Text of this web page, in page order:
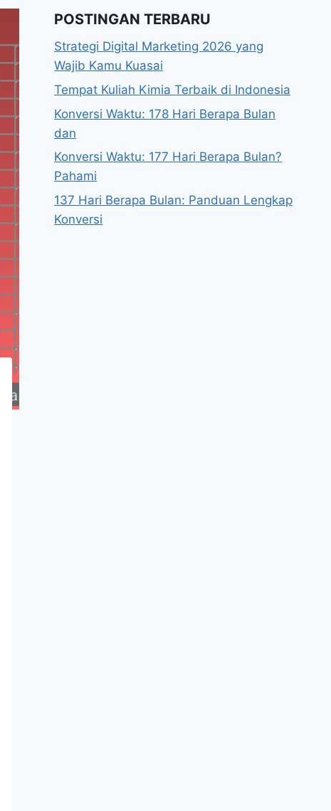
POSTINGAN TERBARU
Strategi Digital Marketing 2026 yang
Wajib Kamu Kuasai
Tempat Kuliah Kimia Terbaik di Indonesia
Konversi Waktu: 178 Hari Berapa Bulan
dan
Konversi Waktu: 177 Hari Berapa Bulan?
Pahami
137 Hari Berapa Bulan: Panduan Lengkap
Konversi